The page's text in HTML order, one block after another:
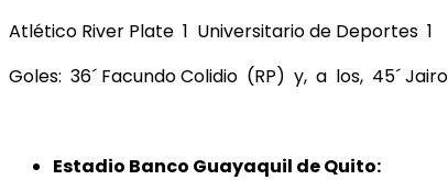
Atlético River Plate 1 Universitario de Deportes 1
Goles: 36´ Facundo Colidio (RP) y, a los, 45´
Estadio Banco Guayaquil de Quito: